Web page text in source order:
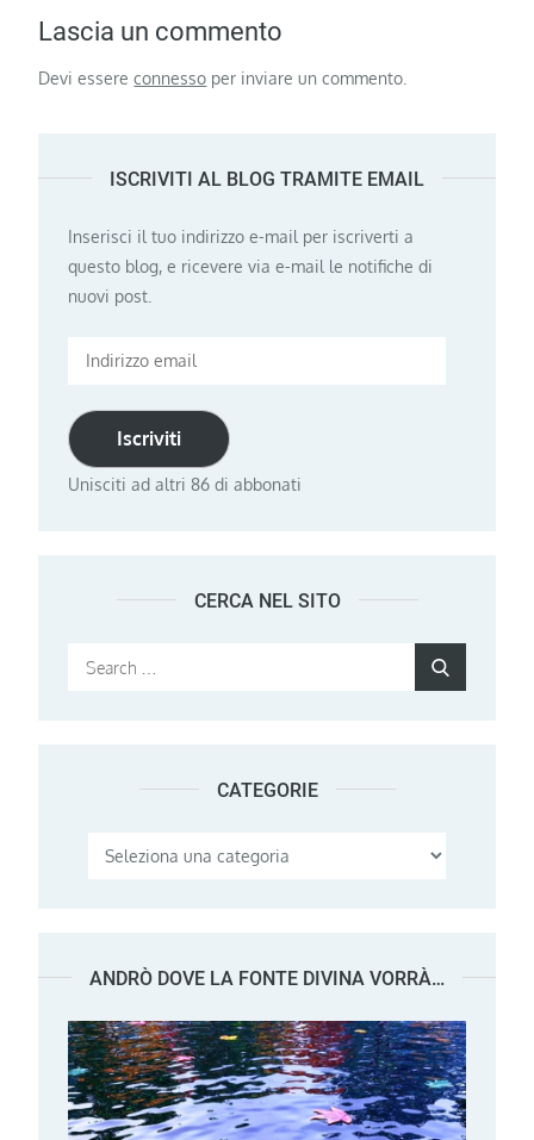
Lascia un commento
Devi essereconnesso per inviare un commento.
ISCRIVITI AL BLOG TRAMITE EMAIL
Inserisci il tuo indirizzo e-mail per iscriverti a
questo blog, e ricevere via e-mail le notifiche di
nuovi post.
Indirizzo
Iscriviti
Unisciti ad altri 86 di abbonati
CERCA NEL SITO
Search
CATEGORIE
Categorie
ANDRÒ DOVE LA FONTE DIVINA VORRÀ…